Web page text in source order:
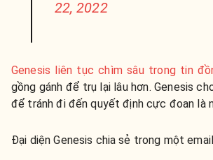
22, 2022
Genesis liên tục chìm sâu trong tin
gồng gánh để trụ lại lâu hơn. Genesis
để tránh đi đến quyết định cực đoan là
Đại diện Genesis chia sẻ trong một